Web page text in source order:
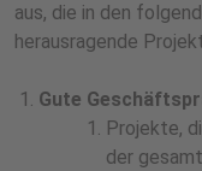
aus, die in den
herausragende
Gute
Projekte,
der